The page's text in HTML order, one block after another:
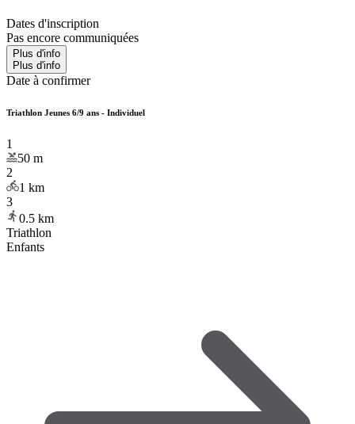
Dates d'inscription
Pas encore communiquées
Plus d'info
Plus d'info
Date à confirmer
Triathlon Jeunes 6/9 ans - Individuel
1
50 m
2
1 km
3
0.5 km
Triathlon
Enfants